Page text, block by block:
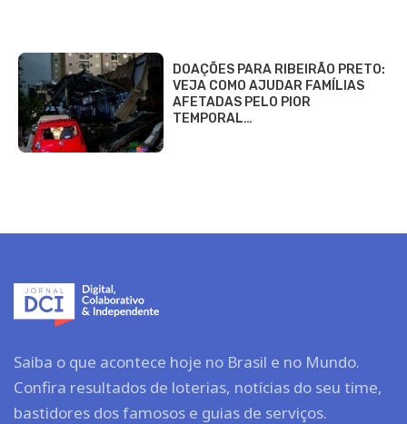
DOAÇÕES PARA RIBEIRÃO PRETO:
VEJA COMO AJUDAR FAMÍLIAS
AFETADAS PELO PIOR
TEMPORAL…
Saiba o que acontece hoje no Brasil e no Mundo.
Confira resultados de loterias, notícias do seu time,
bastidores dos famosos e guias de serviços.